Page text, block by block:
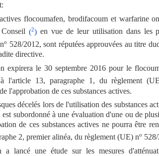
flocoumafen, brodifacoum et warfarine
Conseil(2) en vue de leur utilisation dans les
o 528/2012, sont réputées approuvées au titre
directive.
expirera le 30 septembre 2016 pour le
à l'article 13, paragraphe 1, du règlement
l'approbation de ces substances actives.
décelés lors de l'utilisation des substances
subordonné à une évaluation d'une ou de
de ces substances actives ne pourra être
2, premier alinéa, du règlement (UE) no
a lancé une étude sur les mesures